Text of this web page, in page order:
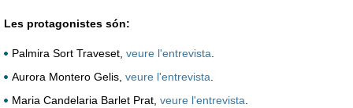
Les protagonistes són:
Palmira Sort Traveset, veure l'entrevista.
Aurora Montero Gelis, veure l'entrevista.
Maria Candelaria Barlet Prat, veure l'entrevista.